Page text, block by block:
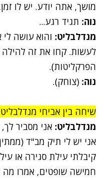
מושך, אתה יודע. יש לו זמן.
נוה: תגיד רגע...
מנדלבליט: והוא עושה לי
לעשות. קחו את זה
הפרקליטות).
נוה: (צוחק).
שיחה בין אביחי מנדלבליט
מנדלבליט: אני מסביר
אני יש לי תיק מב"ד
קיבלתי עילת סגירה או
חמישה שופטים, אמרו מה